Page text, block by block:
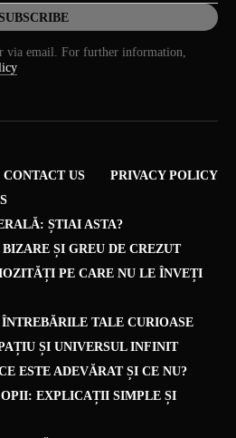
via email. For further information,
CONTACT US
PRIVACY POLICY
ȘTIAI ASTA?
ȘI GREU DE CREZUT
PE CARE NU LE ÎNVEȚI
TALE CURIOASE
ȘI UNIVERSUL INFINIT
ESTE ADEVĂRAT ȘI CE NU?
EXPLICAȚII SIMPLE ȘI